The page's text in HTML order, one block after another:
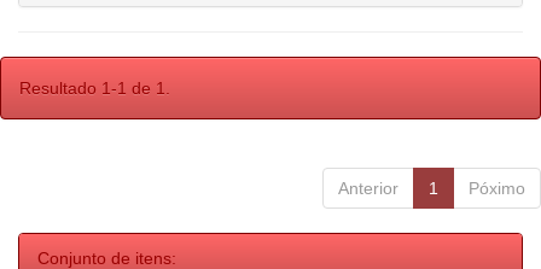
Resultado 1-1 de 1.
Anterior 1 Póximo
Conjunto de itens: